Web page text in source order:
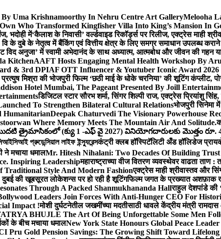
By Uma Krishnamoorthy In Nehru Centre Art GalleryMelooha
Who Transformed Kingfisher Villa Into King’s Mansion In
भदोही में‘कैलाश के निवासी’ वर्ल्डवाइड रिकॉर्ड्स पर रिलीज, एक्ट्रेस माही
के दुबे के नेतृत्व में बैंकिंग एवं वित्तीय क्षेत्र के लिए समग्र समाधान उपलब्ध
विद अनुजा’ में स्वामी अभेदानंद के साथ अध्यात्म, आत्मबोध और जीवन की गहन
KitchenAAFT Hosts Engaging Mental Health Workshop By
& 3rd DPIAF OTT Influencer & Youtuber Iconic Award
प्रत्युष मिश्रा की भोजपुरी फिल्म ‘छठी माई के धोके चरनिया’ की शूटिंग कंप्लीट,
Hotel Mumbai, The Pageant Presented By Joill
डिजिटल स्टार सौरभ शर्मा, सिंगर शिल्पी राज, एक्ट्रेस प्रियांशु
To Strengthen Bilateral Cultural Relationsभोजपुरी सिनेमा
HumanitarianDeepak Chaturvedi The Visionary Powerhouse
Where Memory Meets The Mountain Air And Solitude.
మొదటి త్రైమాసికంలో (క్యు 1 -ఎఫ్ వై 2027) వినియోగదారులకు మొత్తం
প্রুডেন্সিয়াল লাইফ ইন্স্যুরেন্সकंट्री क्लब हॉस्पिटॅलिटी अँड हॉलिडेज
ने मचाया धमालMr. Hitesh Nihalani: Two Decades Of Building
Inspiring Leadershipमहाराष्ट्राच्या वीज वितरण व्यवस्थेवर वाढता ताण
Style And Modern Fashionएक्ट्रेस माही श्रीवास्तव और
दुबई की खूबसूरत लोकेशन्स पर हो रही है शूटिंगफिल्म जगत के प्रख्यात अशफ़ाक
Through A Packed Shanmukhananda Hallराहुल देशपांडे की
Leaders Join Forces With Anti-Hunger CEO For
Impact !मोशी दुर्घटनेतील जखमींच्या मदतीसाठी धावले केंद्रीय मंत्री
BHUJLE The Art Of Being Unforgettable Some Men
के बीच मचाया धमालNew York State Honours Global Peace
Pru Gold Pension Savings: The Growing Shift Toward